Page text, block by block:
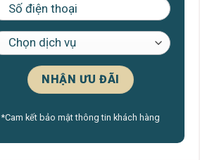
*Cam kết bảo mật thông tin khách hàng